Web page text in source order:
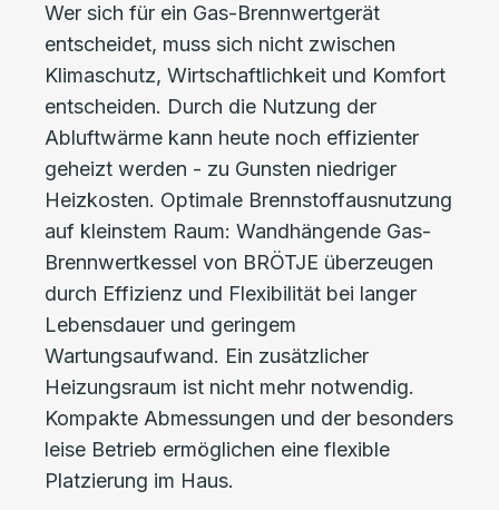
Wer sich für ein Gas-Brennwertgerät
entscheidet, muss sich nicht zwischen
Klimaschutz, Wirtschaftlichkeit und Komfort
entscheiden. Durch die Nutzung der
Abluftwärme kann heute noch effizienter
geheizt werden - zu Gunsten niedriger
Heizkosten. Optimale Brennstoffausnutzung
auf kleinstem Raum: Wandhängende Gas-
Brennwertkessel von BRÖTJE überzeugen
durch Effizienz und Flexibilität bei langer
Lebensdauer und geringem
Wartungsaufwand. Ein zusätzlicher
Heizungsraum ist nicht mehr notwendig.
Kompakte Abmessungen und der besonders
leise Betrieb ermöglichen eine flexible
Platzierung im Haus.